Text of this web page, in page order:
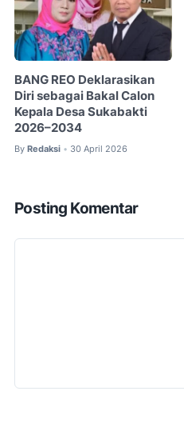
BANG REO Deklarasikan
Diri sebagai Bakal Calon
Kepala Desa Sukabakti
2026–2034
By Redaksi • 30 April 2026
Posting Komentar